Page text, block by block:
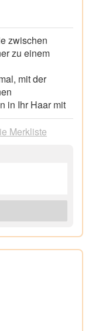
zwischen
zu einem
mit der
in Ihr Haar mit
mit dem
mit 5
für
Die
das Haar - für
wo immer
Glanz.
Merkliste